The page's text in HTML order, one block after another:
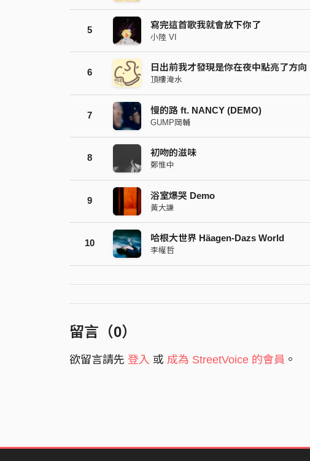
5 寫完這首歌我就會放下你了
小陸 VI
6 日出前我才發現是你在夜中點亮了方向
頂樓淹水
7 慢的路 ft. NANCY (DEMO)
GUMP岡輔
8 初吻的滋味
鄭惟中
9 浴室爆哭 Demo
黃大謙
10 哈根大世界 Häagen-Dazs World
李權哲
留言（0）
欲留言請先 登入 或 成為 StreetVoice 的會員 。